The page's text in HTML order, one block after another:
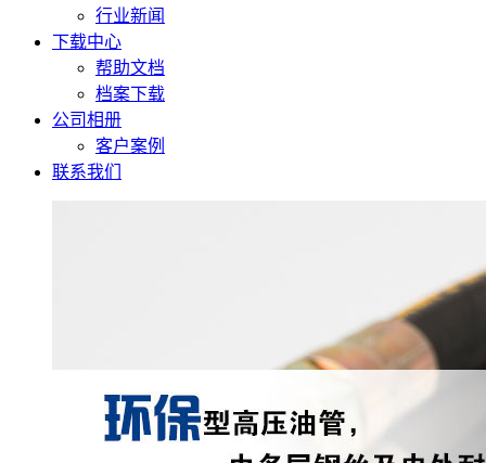
行业新闻
下载中心
帮助文档
档案下载
公司相册
客户案例
联系我们